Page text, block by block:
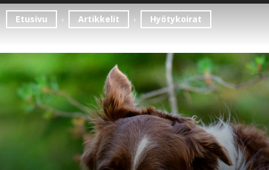
Etusivu Artikkelit Hyötykoirat